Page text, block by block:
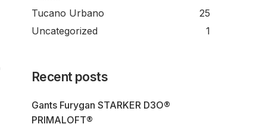
Tucano Urbano
25
Uncategorized
1
Recent posts
Gants Furygan STARKER D3O®
PRIMALOFT®